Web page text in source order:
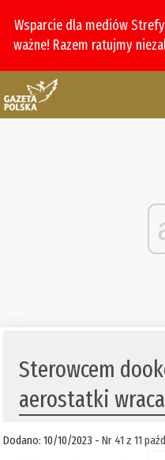
Wsparcie dla mediów
ważne! Razem ratujmy
Sterowcem
aerostatki
Dodano: 10/10/2023 -Nr 41 z 11